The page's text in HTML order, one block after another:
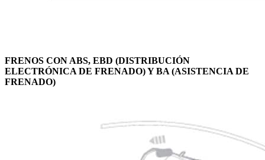
FRENOS CON ABS, EBD (DISTRIBUCIÓN
ELECTRÓNICA DE FRENADO) Y BA (ASISTENCIA DE
FRENADO)